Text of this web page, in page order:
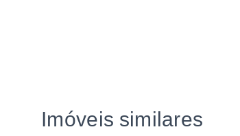
Imóveis similares